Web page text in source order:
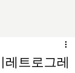
레트로그레